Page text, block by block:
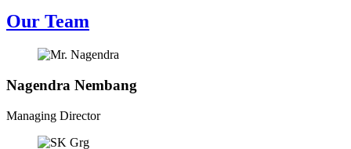
Our Team
Nagendra Nembang
Managing Director